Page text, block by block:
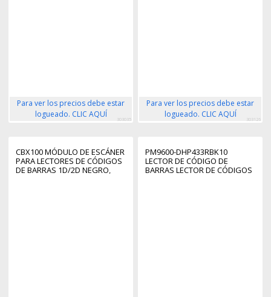
Para ver los precios debe estar
logueado. CLIC AQUÍ
303035
Para ver los precios debe estar
logueado. CLIC AQUÍ
303126
CBX100 MÓDULO DE ESCÁNER
PARA LECTORES DE CÓDIGOS
DE BARRAS 1D/2D NEGRO,
PM9600-DHP433RBK10
LECTOR DE CÓDIGO DE
BARRAS LECTOR DE CÓDIGOS